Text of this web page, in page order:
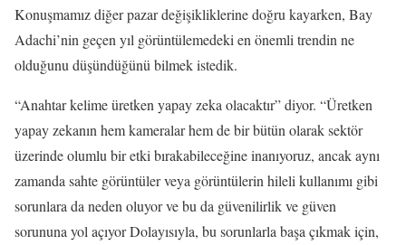
Konuşmamız diğer pazar değişikliklerine doğru kayarken, Bay
Adachi’nin geçen yıl görüntülemedeki en önemli trendin ne
olduğunu düşündüğünü bilmek istedik.
“Anahtar kelime üretken yapay zeka olacaktır” diyor. “Üretken
yapay zekanın hem kameralar hem de bir bütün olarak sektör
üzerinde olumlu bir etki bırakabileceğine inanıyoruz, ancak aynı
zamanda sahte görüntüler veya görüntülerin hileli kullanımı gibi
sorunlara da neden oluyor ve bu da güvenilirlik ve güven
sorununa yol açıyor Dolayısıyla, bu sorunlarla başa çıkmak için,